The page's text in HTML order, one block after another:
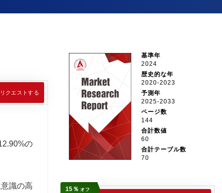
クエストする
の
識の高
基準年
2024
歴史的な年
2020-2023
予測年
2025-2033
ページ数
144
合計数値
60
合計テーブル数
70
15％ オフ